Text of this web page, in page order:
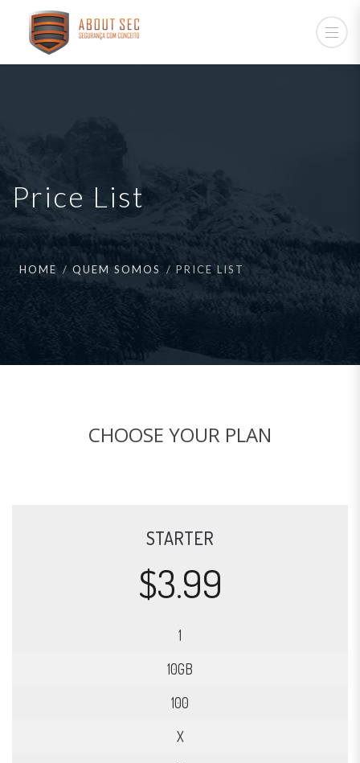
Price List
HOME QUEM SOMOS PRICE LIST
CHOOSE YOUR PLAN
STARTER
$3.99
1
10GB
100
X